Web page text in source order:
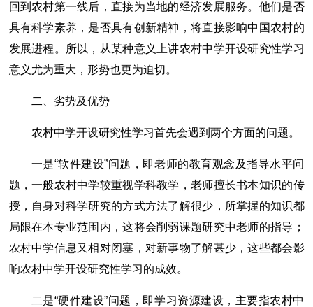
回到农村第一线后，直接为当地的经济发展服务。他们是否
具有科学素养，是否具有创新精神，将直接影响中国农村的
发展进程。所以，从某种意义上讲农村中学开设研究性学习
意义尤为重大，形势也更为迫切。
二、劣势及优势
农村中学开设研究性学习首先会遇到两个方面的问题。
一是“软件建设”问题，即老师的教育观念及指导水平问
题，一般农村中学较重视学科教学，老师擅长书本知识的传
授，自身对科学研究的方式方法了解很少，所掌握的知识都
局限在本专业范围内，这将会削弱课题研究中老师的指导；
农村中学信息又相对闭塞，对新事物了解甚少，这些都会影
响农村中学开设研究性学习的成效。
二是“硬件建设”问题，即学习资源建设，主要指农村中